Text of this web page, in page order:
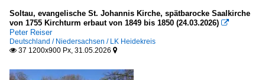
Soltau, evangelische St. Johannis Kirche, spätbarocke Saalkirche
von 1755 Kirchturm erbaut von 1849 bis 1850 (24.03.2026) 
Peter Reiser
Deutschland / Niedersachsen / LK Heidekreis
 37 1200x900 Px, 31.05.2026 